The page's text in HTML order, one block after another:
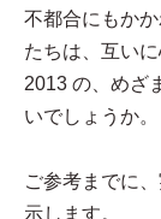
不都合にもか
たちは、互い
2013 の、めざ
いでしょうか。
ご参考までに
示します。